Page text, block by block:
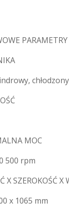
PARAMETRY
MOC
500 rpm
X SZEROKOŚĆ X
x 1065 mm